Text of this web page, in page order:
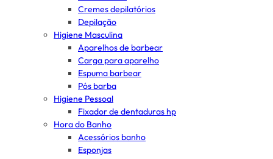
Cremes depilatórios
Depilação
Higiene Masculina
Aparelhos de barbear
Carga para aparelho
Espuma barbear
Pós barba
Higiene Pessoal
Fixador de dentaduras hp
Hora do Banho
Acessórios banho
Esponjas